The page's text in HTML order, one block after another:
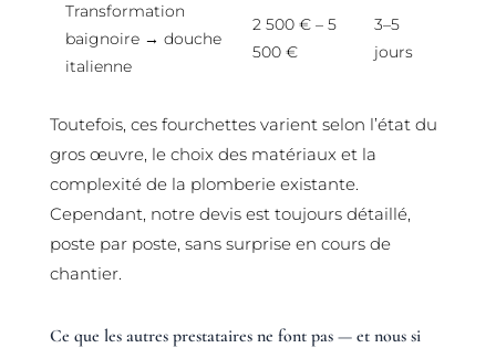
Transformation
baignoire → douche
italienne
2 500 € – 5
500 €
3–5
jours
Toutefois, ces fourchettes varient selon l’état du
gros œuvre, le choix des matériaux et la
complexité de la plomberie existante.
Cependant, notre devis est toujours détaillé,
poste par poste, sans surprise en cours de
chantier.
Ce que les autres prestataires ne font pas — et nous si